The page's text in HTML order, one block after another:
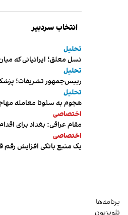
انتخاب سردبیر
تحلیل
نسل معلق؛ ایرانیانی که
تحلیل
رییس‌جمهور تشریفات؛
تحلیل
هجوم به سئوتا معامله
اختصاصی
مقام عراقی: بغداد برای
اختصاصی
یک منبع بانکی افزایش
برنامه‌ها